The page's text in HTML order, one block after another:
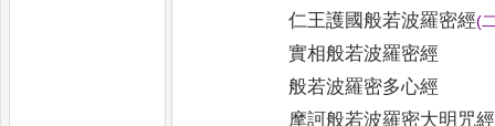
仁王護國般若波羅密經(
實相般若波羅密經
般若波羅密多心經
摩訶般若波羅密大明咒經